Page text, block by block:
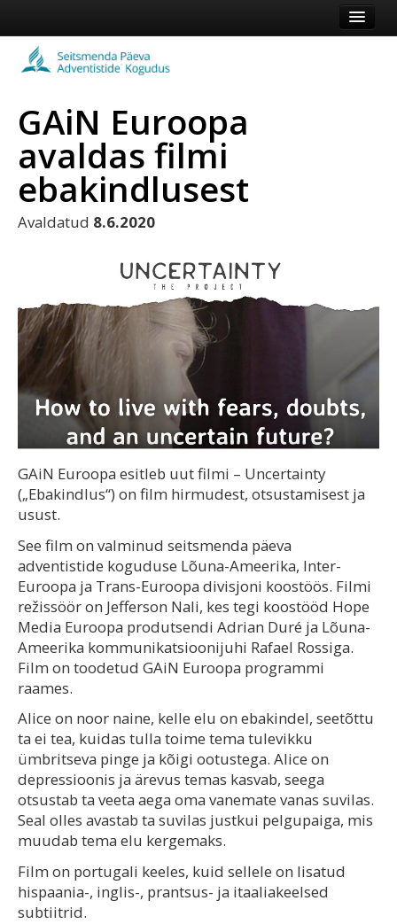
Koduleht
Vaata veel
Logi sisse või registreeru
GAiN Euroopa
avaldas filmi
ebakindlusest
Avaldatud 8.6.2020
GAiN Euroopa esitleb uut filmi – Uncertainty
(„Ebakindlus“) on film hirmudest, otsustamisest ja
usust.
See film on valminud seitsmenda päeva
adventistide koguduse Lõuna-Ameerika, Inter-
Euroopa ja Trans-Euroopa divisjoni koostöös. Filmi
režissöör on Jefferson Nali, kes tegi koostööd Hope
Media Euroopa produtsendi Adrian Duré ja Lõuna-
Ameerika kommunikatsioonijuhi Rafael Rossiga.
Film on toodetud GAiN Euroopa programmi
raames.
Alice on noor naine, kelle elu on ebakindel, seetõttu
ta ei tea, kuidas tulla toime tema tulevikku
ümbritseva pinge ja kõigi ootustega. Alice on
depressioonis ja ärevus temas kasvab, seega
otsustab ta veeta aega oma vanemate vanas suvilas.
Seal olles avastab ta suvilas justkui pelgupaiga, mis
muudab tema elu kergemaks.
Film on portugali keeles, kuid sellele on lisatud
hispaania-, inglis-, prantsus- ja itaaliakeelsed
subtiitrid.